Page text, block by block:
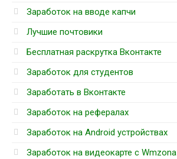
Заработок на вводе капчи
Лучшие почтовики
Бесплатная раскрутка Вконтакте
Заработок для студентов
Заработать в Вконтакте
Заработок на рефералах
Заработок на Android устройствах
Заработок на видеокарте с Wmzona